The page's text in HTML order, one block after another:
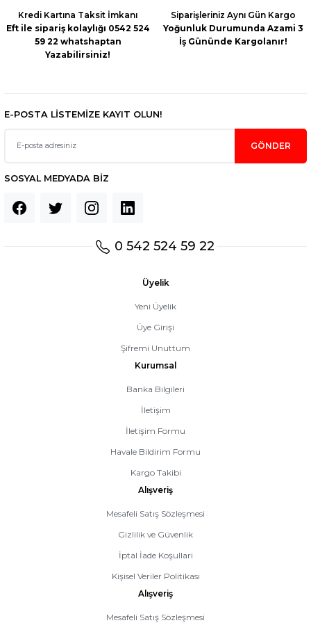
0.0 Puan - 0 Yorum
EİNHELL 10 mm AHŞAP ŞERİT TESTERE BIÇAĞI RT-SB 250U
Kredi Kartına Taksit İmkanı
Eft ile sipariş kolaylığı 0542 524
59 22 whatshaptan
Yazabilirsiniz!
Siparişleriniz Aynı Gün Kargo
Yoğunluk Durumunda Azami 3
İş Gününde Kargolanır!
E-POSTA LİSTEMİZE KAYIT OLUN!
GÖNDER
SOSYAL MEDYADA BİZ
0 542 524 59 22
Üyelik
Yeni Üyelik
Üye Girişi
Şifremi Unuttum
Kurumsal
Banka Bilgileri
İletişim
İletişim Formu
Havale Bildirim Formu
Kargo Takibi
Alışveriş
Mesafeli Satış Sözleşmesi
Gizlilik ve Güvenlik
İptal İade Koşullari
Kişisel Veriler Politikası
Alışveriş
Mesafeli Satış Sözleşmesi